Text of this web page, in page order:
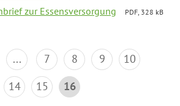
zur Essensversorgung
PDF, 328 kB
... 7 8 9
10
14 15 16